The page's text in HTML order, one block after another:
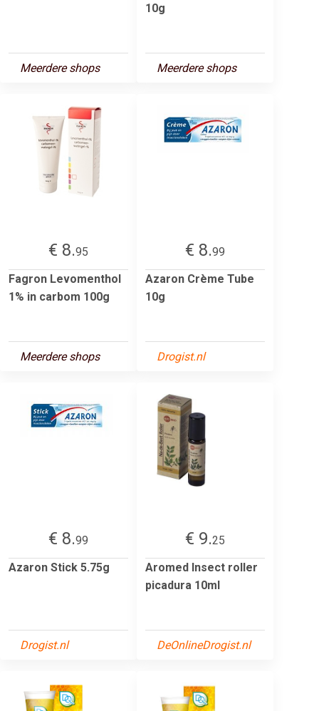
Meerdere shops
10g
Meerdere shops
€ 8.95
Fagron Levomenthol
1% in carbom 100g
Meerdere shops
€ 8.99
Azaron Crème Tube
10g
Drogist.nl
€ 8.99
Azaron Stick 5.75g
Drogist.nl
€ 9.25
Aromed Insect roller
picadura 10ml
DeOnlineDrogist.nl